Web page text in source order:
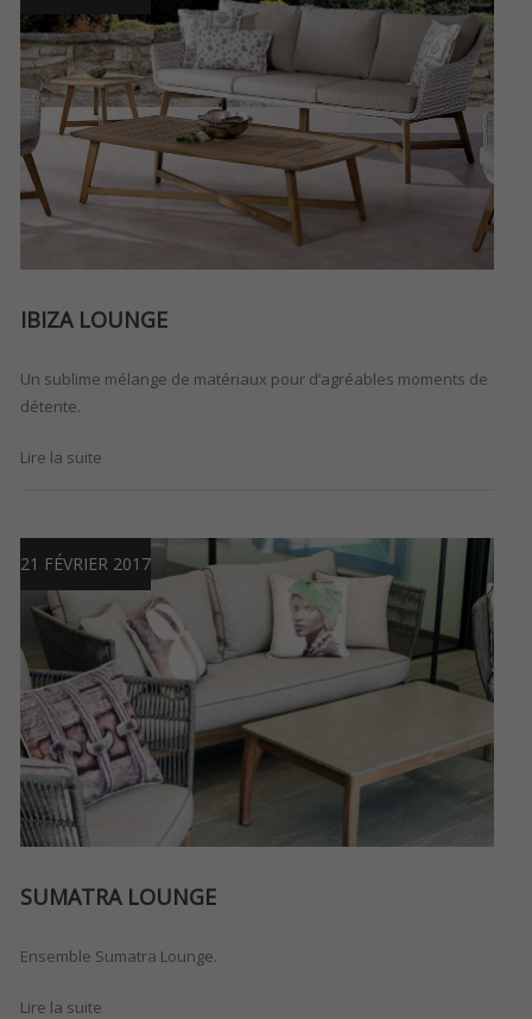
IBIZA LOUNGE
Un sublime mélange de matériaux pour d’agréables moments de
détente.
Lire la suite
21 FÉVRIER 2017
SUMATRA LOUNGE
Ensemble Sumatra Lounge.
Lire la suite